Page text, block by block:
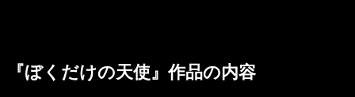
『ぼくだけの天使』作品の内容